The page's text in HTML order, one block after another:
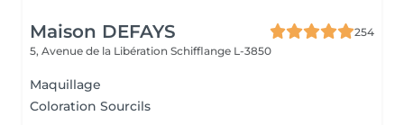
Maison DEFAYS
254
5, Avenue de la Libération Schifflange L-3850
Maquillage
Coloration Sourcils